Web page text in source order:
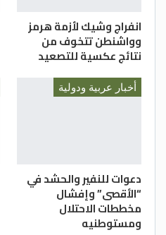
انفراج وشيك لأزمة هرمز
وواشنطن تتخوف من
نتائج عكسية للتصعيد
أخبار عربية ودولية
دعوات للنفير والحشد في
“الأقصى” وإفشال
مخططات الاحتلال
ومستوطنيه